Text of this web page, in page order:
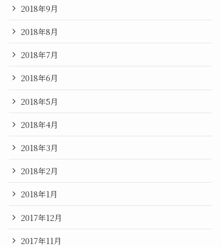
2018年9月
2018年8月
2018年7月
2018年6月
2018年5月
2018年4月
2018年3月
2018年2月
2018年1月
2017年12月
2017年11月